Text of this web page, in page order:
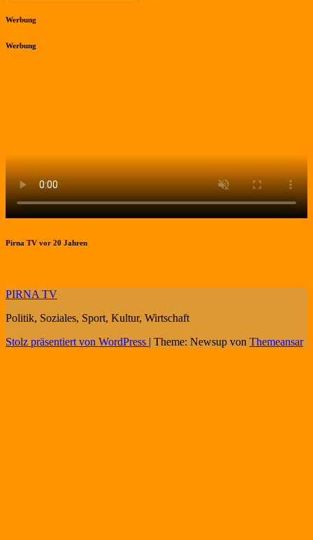
Werbung
Werbung
Pirna TV vor 20 Jahren
PIRNA TV
Politik, Soziales, Sport, Kultur, Wirtschaft
Stolz präsentiert von WordPress | Theme: Newsup von Themeansar